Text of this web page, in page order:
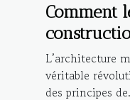
Comment
moderne ?
L’architecture
véritable
des principes